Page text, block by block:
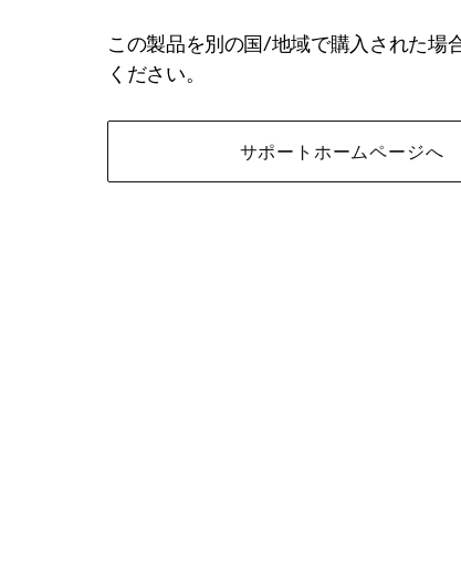
この製品を別の国/地域で購入された場
ください。
サポートホームページへ